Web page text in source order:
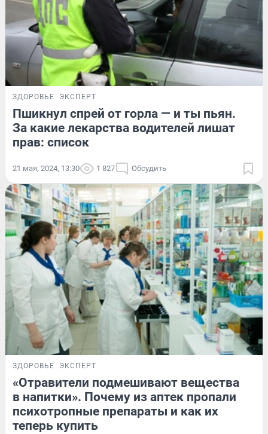
ЗДОРОВЬЕ ЭКСПЕРТ
Пшикнул спрей от горла — и ты пьян.
За какие лекарства водителей лишат
прав: список
21 мая, 2024, 13:30 1 827 Обсудить
ЗДОРОВЬЕ ЭКСПЕРТ
«Отравители подмешивают вещества
в напитки». Почему из аптек пропали
психотропные препараты и как их
теперь купить